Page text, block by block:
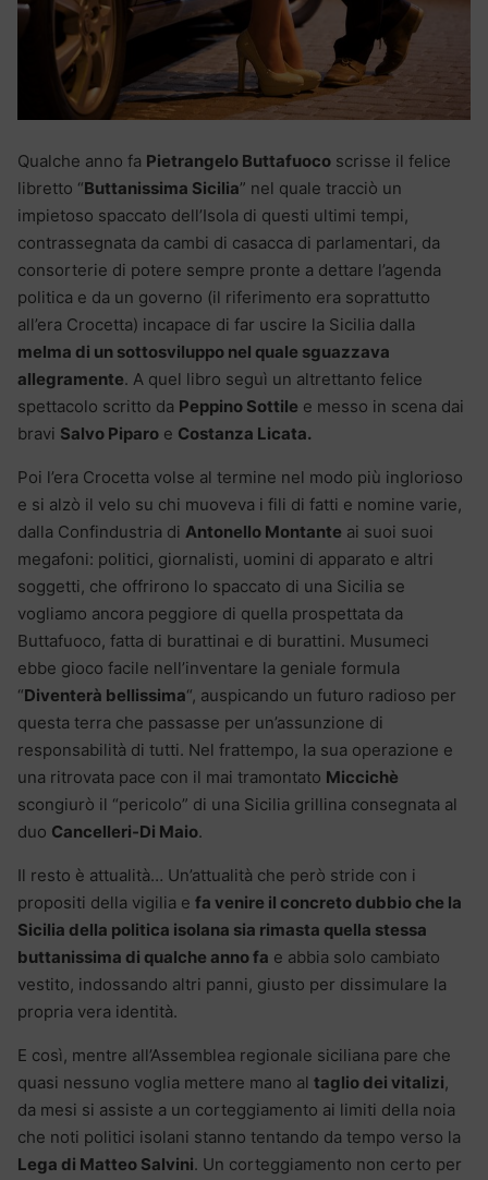
Qualche anno fa Pietrangelo Buttafuoco scrisse il felice
libretto “Buttanissima Sicilia” nel quale tracciò un
impietoso spaccato dell’Isola di questi ultimi tempi,
contrassegnata da cambi di casacca di parlamentari, da
consorterie di potere sempre pronte a dettare l’agenda
politica e da un governo (il riferimento era soprattutto
all’era Crocetta) incapace di far uscire la Sicilia dalla
melma di un sottosviluppo nel quale sguazzava
allegramente. A quel libro seguì un altrettanto felice
spettacolo scritto da Peppino Sottile e messo in scena dai
bravi Salvo Piparo e Costanza Licata.
Poi l’era Crocetta volse al termine nel modo più inglorioso
e si alzò il velo su chi muoveva i fili di fatti e nomine varie,
dalla Confindustria di Antonello Montante ai suoi suoi
megafoni: politici, giornalisti, uomini di apparato e altri
soggetti, che offrirono lo spaccato di una Sicilia se
vogliamo ancora peggiore di quella prospettata da
Buttafuoco, fatta di burattinai e di burattini. Musumeci
ebbe gioco facile nell’inventare la geniale formula
“Diventerà bellissima“, auspicando un futuro radioso per
questa terra che passasse per un’assunzione di
responsabilità di tutti. Nel frattempo, la sua operazione e
una ritrovata pace con il mai tramontato Miccichè
scongiurò il “pericolo” di una Sicilia grillina consegnata al
duo Cancelleri-Di Maio.
Il resto è attualità… Un’attualità che però stride con i
propositi della vigilia e fa venire il concreto dubbio che la
Sicilia della politica isolana sia rimasta quella stessa
buttanissima di qualche anno fa e abbia solo cambiato
vestito, indossando altri panni, giusto per dissimulare la
propria vera identità.
E così, mentre all’Assemblea regionale siciliana pare che
quasi nessuno voglia mettere mano al taglio dei vitalizi,
da mesi si assiste a un corteggiamento ai limiti della noia
che noti politici isolani stanno tentando da tempo verso la
Lega di Matteo Salvini. Un corteggiamento non certo per